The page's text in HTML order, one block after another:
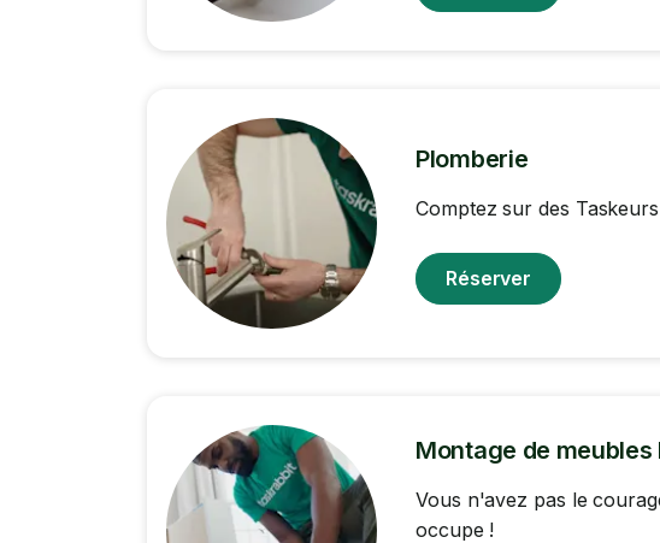
Plomberie
Comptez sur des
Réserver
Montage de meubles
Vous n'avez pas le
occupe !